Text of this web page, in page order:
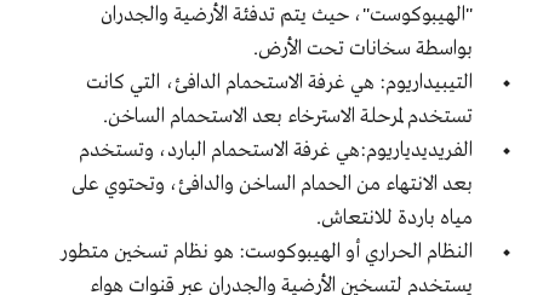
"الهيبوكوست"، حيث يتم تدفئة الأرضية والجدران
بواسطة سخانات تحت الأرض.
التيبيداريوم: هي غرفة الاستحمام الدافئ، التي كانت
تستخدم لمرحلة الاسترخاء بعد الاستحمام الساخن.
الفريديدياريوم:هي غرفة الاستحمام البارد، وتستخدم
بعد الانتهاء من الحمام الساخن والدافئ، وتحتوي على
مياه باردة للانتعاش.
النظام الحراري أو الهيبوكوست: هو نظام تسخين متطور
يستخدم لتسخين الأرضية والجدران عبر قنوات هواء